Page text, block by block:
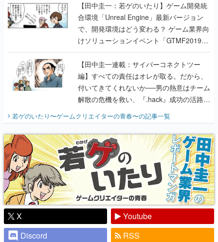
【田中圭一：若ゲのいたり】ゲーム開発統
合環境「Unreal Engine」最新バージョン
で、開発環境はどう変わる？ ゲーム業界向
けソリューションイベント「GTMF2019」
に行って、より理解を深めよう【PR】
【田中圭一連載：サイバーコネクトツー
編】すべての責任はオレが取る。だから、
付いてきてくれないか──男の熱意はチーム
解散の危機を救い、『.hack』成功の活路を
開く。業界の快男児・松山 洋に流れる血は
『少年ジャンプ』色だった【若ゲのいた
り】
若ゲのいたり〜ゲームクリエイターの青春〜の記事一覧
X
Youtube
Discord
RSS